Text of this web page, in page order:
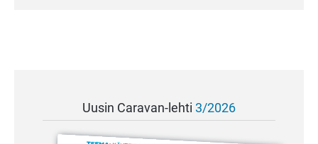
Uusin Caravan-lehti 3/2026